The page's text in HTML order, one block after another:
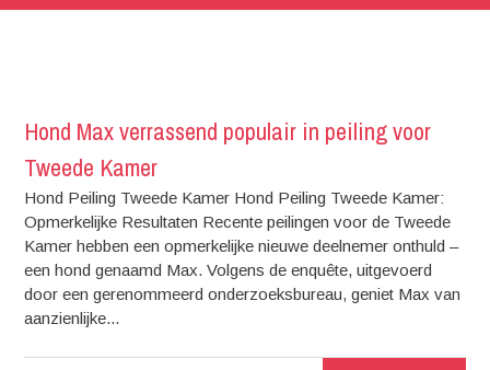
Hond Max verrassend populair in peiling voor
Tweede Kamer
Hond Peiling Tweede Kamer Hond Peiling Tweede Kamer:
Opmerkelijke Resultaten Recente peilingen voor de Tweede
Kamer hebben een opmerkelijke nieuwe deelnemer onthuld –
een hond genaamd Max. Volgens de enquête, uitgevoerd
door een gerenommeerd onderzoeksbureau, geniet Max van
aanzienlijke...